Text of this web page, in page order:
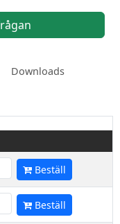
Downloads
Beställ
Beställ